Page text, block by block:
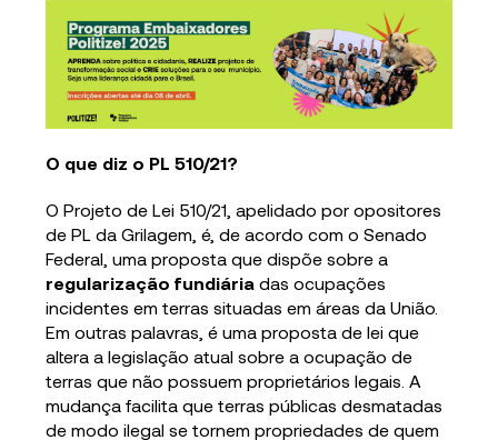
O que diz o PL 510/21?
O Projeto de Lei 510/21, apelidado por opositores
de PL da Grilagem, é, de acordo com o Senado
Federal, uma proposta que dispõe sobre a
regularização fundiária das ocupações
incidentes em terras situadas em áreas da União.
Em outras palavras, é uma proposta de lei que
altera a legislação atual sobre a ocupação de
terras que não possuem proprietários legais. A
mudança facilita que terras públicas desmatadas
de modo ilegal se tornem propriedades de quem